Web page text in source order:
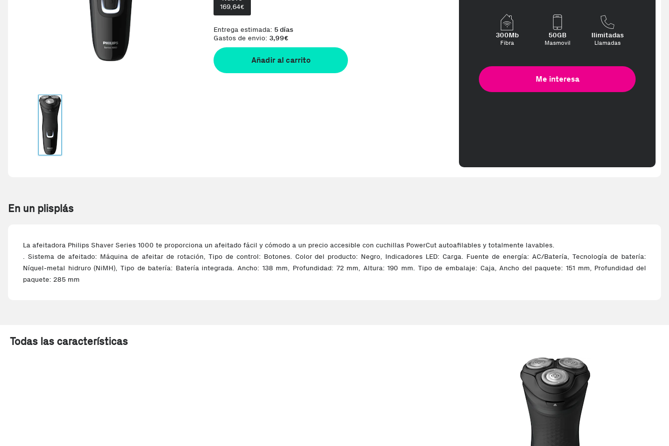
169,64€
Entrega estimada: 5 días
Gastos de envio: 3,99€
Añadir al carrito
300Mb
Fibra
50GB
Masmovil
Ilimitadas
Llamadas
Me interesa
En un plisplás
La afeitadora Philips Shaver Series 1000 te proporciona un afeitado fácil y cómodo a un precio accesible con cuchillas PowerCut autoafilables y totalmente lavables.
. Sistema de afeitado: Máquina de afeitar de rotación, Tipo de control: Botones. Color del producto: Negro, Indicadores LED: Carga. Fuente de energía: AC/Batería, Tecnología de batería:
Níquel-metal hidruro (NiMH), Tipo de batería: Batería integrada. Ancho: 138 mm, Profundidad: 72 mm, Altura: 190 mm. Tipo de embalaje: Caja, Ancho del paquete: 151 mm, Profundidad del
paquete: 285 mm
Todas las características